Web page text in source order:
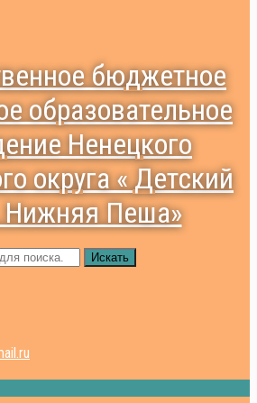
бюджетное
образовательное
Ненецкого
округа « Детский
Нижняя Пеша»
Искать